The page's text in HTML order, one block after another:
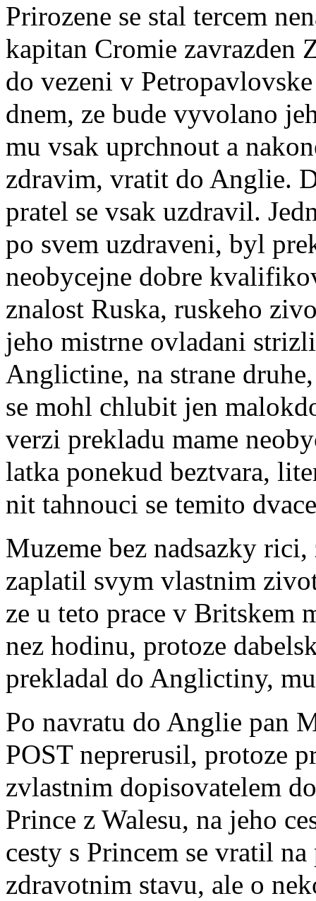
Prirozene se stal tercem
kapitan Cromie zavrazden
do vezeni v
dnem, ze bude vyvolano
mu vsak uprchnout a
zdravim, vratit do Anglie.
pratel se vsak uzdravil.
po svem uzdraveni, byl
neobycejne dobre
znalost Ruska, ruskeho
jeho mistrne ovladani
Anglictine, na strane
se mohl chlubit jen
verzi prekladu mame
latka ponekud beztvara,
nit tahnouci se temito
Muzeme bez nadsazky
zaplatil svym vlastnim
ze u teto prace v Britskem
nez hodinu, protoze
prekladal do Anglictiny,
Po navratu do Anglie pan
POST neprerusil, protoze
zvlastnim dopisovatelem
Prince z Walesu, na jeho
cesty s Princem se vratil
zdravotnim stavu, ale o